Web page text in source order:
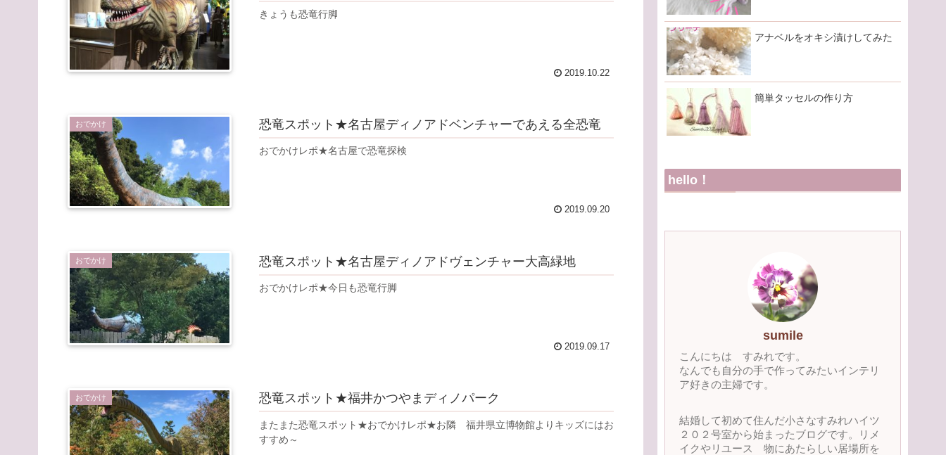
きょうも恐竜行脚
2019.10.22
おでかけ 恐竜スポット★名古屋ディノアドベンチャーであえる全恐竜
おでかけレポ★名古屋で恐竜探検
2019.09.20
おでかけ 恐竜スポット★名古屋ディノアドヴェンチャー大高緑地
おでかけレポ★今日も恐竜行脚
2019.09.17
おでかけ 恐竜スポット★福井かつやまディノパーク
またまた恐竜スポット★おでかけレポ★お隣 福井県立博物館よりキッズにはお
すすめ～
アナベルをオキシ漬けしてみた
簡単タッセルの作り方
hello！
sumile
こんにちは すみれです。
なんでも自分の手で作ってみたいインテリ
ア好きの主婦です。
結婚して初めて住んだ小さなすみれハイツ
２０２号室から始まったブログです。リメ
イクやリユース 物にあたらしい居場所を